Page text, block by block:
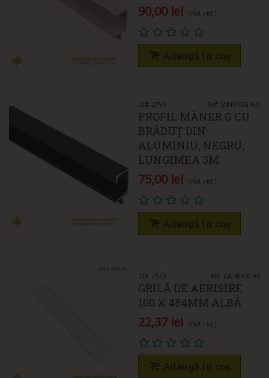
90,00 lei (TVA incl.)
Adaugă în coș
ID#: 2790 Ref: SM1013G-NG
PROFIL MÂNER G CU
BRĂDUȚ DIN
ALUMINIU, NEGRU,
LUNGIMEA 3M
75,00 lei (TVA incl.)
Adaugă în coș
ID#: 2573 Ref: GA-48x10-AB
GRILĂ DE AERISIRE
100 X 484MM ALBĂ
22,37 lei (TVA incl.)
Adaugă în coș